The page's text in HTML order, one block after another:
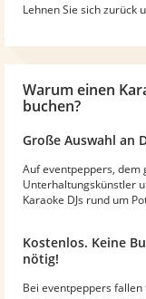
Lehnen Sie sich zurück
Warum einen
buchen?
Große Auswahl an
Auf eventpeppers, dem
Unterhaltungskünstler
Karaoke DJs rund um
Kostenlos. Keine
nötig!
Bei eventpeppers fallen